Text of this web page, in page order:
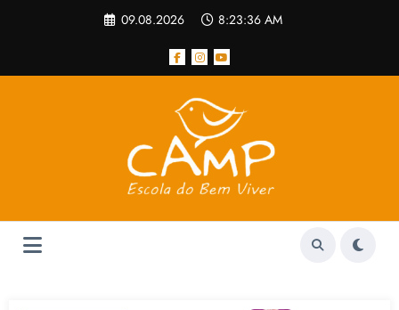
09.08.2026 8:23:36 AM